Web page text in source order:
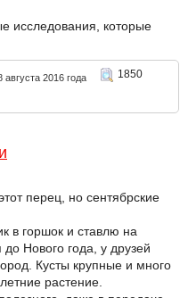
исследования, которые
августа 2016 года
1850
перец, но сентябрские
в горшок и ставлю на
Нового года, у друзей
Кусты крупные и много
растение.